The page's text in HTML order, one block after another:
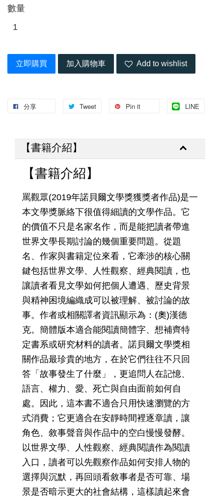
數量
立即購買 加入購物車 Add to wishlist
分享 Tweet Pin it LINE
【書籍介紹】
【書籍介紹】
罵觀眾(2019年諾貝爾文學獎獲獎者作品)是一
本文學獎脈絡下很值得細讀的文學作品。它
的價值不只是名家名作，而是能把讀者帶進
世界文學長期討論的幾個重要問題。從題
名、作家與書籍定位來看，它牽涉的核心關
鍵包括世界文學、人性觀察、經典閱讀，也
讓讀者看見文學如何把個人遭遇、歷史背景
與精神困境編織成可以被理解、被討論的故
事。作者或相關譯者資訊顯示為：(奧)漢德
克。簡體版本適合能閱讀簡體字、想補齊特
定書系或研究材料的讀者。諾貝爾文學獎相
關作品最珍貴的地方，在於它們往往不只回
答「故事發生了什麼」，更追問人在記憶、
語言、權力、愛、死亡與自由面前如何自
處。因此，這本書不適合只用快速瀏覽的方
式消費；它更適合在安靜時間裡逐章讀，讓
角色、敘事聲音與作品中的空白慢慢發酵。
以世界文學、人性觀察、經典閱讀作為閱讀
入口，讀者可以先觀察作品如何安排人物的
選擇與沉默，再回頭看敘事者是否可靠、場
景是否暗示更大的社會結構，這樣讀起來會